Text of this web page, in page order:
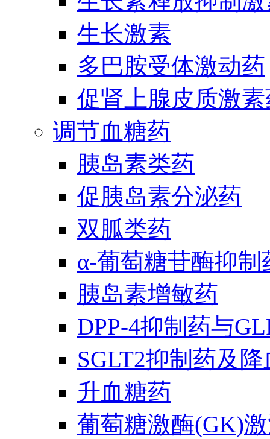
生长激素
多巴胺受体激动药
促肾上腺皮质激
调节血糖药
胰岛素类药
促胰岛素分泌药
双胍类药
α-葡萄糖苷酶抑制
胰岛素增敏药
DPP-4抑制药与
SGLT2抑制药及
升血糖药
葡萄糖激酶(GK)